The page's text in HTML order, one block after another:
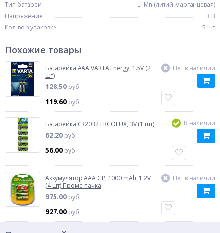
Тип батареи
Li-Mn (литий-марганцевая)
Напряжение
3 В
Кол-во в упаковке
5 шт
Похожие товары
Батарейка AAA VARTA Energy, 1.5V (2
шт)
128.50 руб.
119.60 руб.
Нет в наличии
Батарейка CR2032 ERGOLUX, 3V (1 шт)
62.20 руб.
56.00 руб.
В наличии
Аккумулятор AAA GP, 1000 mAh, 1.2V
(4 шт) Промо пачка
975.00 руб.
927.00 руб.
Нет в наличии